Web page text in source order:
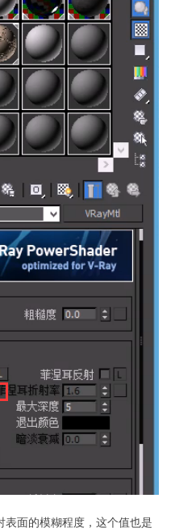
面的模糊程度，这个值也是